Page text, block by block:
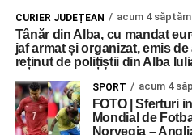
CURIER JUDEȚEAN acum 4
Tânăr din Alba, cu mandat
jaf armat și organizat, emis
reținut de polițiștii din Alba
SPORT acum 4
FOTO | Sferturi
Mondial de
Norvegia –